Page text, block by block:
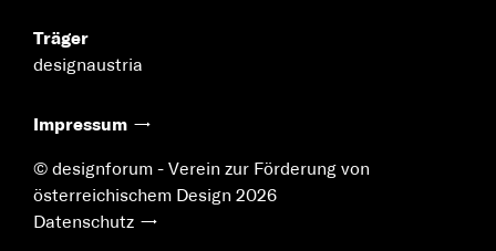
Träger
designaustria
Impressum
© designforum - Verein zur Förderung von
österreichischem Design 2026
Datenschutz